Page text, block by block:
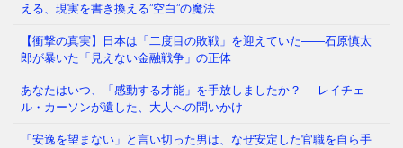
あなたの職場、実は「腐りかけ」かもしれません 冷
てしまう——そんな経験、⇒ 続きを読む
は、いったい何だと思いますか？ 生まれ持った性格
える、現実を書き換える”空白”の魔法
【衝撃の真実】日本は「二度目の敗戦」を迎えていた――石原慎太
郎が暴いた「見えない金融戦争」の正体
あなたはいつ、「感動する才能」を手放しましたか？──レイチェ
ル・カーソンが遺した、大人への問いかけ
「安逸を望まない」と言い切った男は、なぜ安定した官職を自ら手